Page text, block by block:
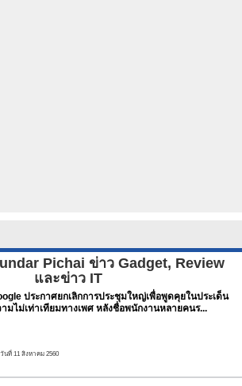
Pichai ข่าว Gadget, Review
และข่าว IT
ประกาศยกเลิกการประชุมใหญ่เพื่อพูดคุยในประเด็น
มไม่เท่าเทียมทางเพศ หลังชื่อพนักงานหลายคนร...
นที่ 11 สิงหาคม 2560